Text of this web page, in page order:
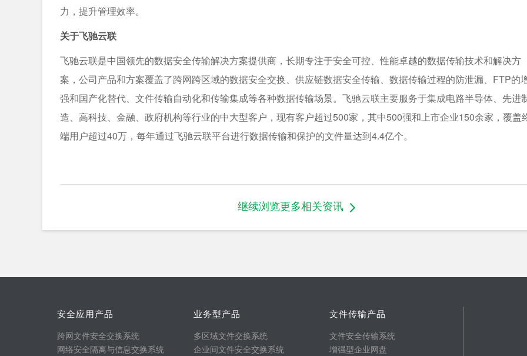
⼒，提升管理效率。
关于飞驰云联
飞驰云联是中国领先的数据安全传输解决方案提供商，长期专注于安全可控、性能卓越的数据传输技术和解决方
案，公司产品和方案覆盖了跨网跨区域的数据安全交换、供应链数据安全传输、数据传输过程的防泄漏、FTP的
强和国产化替代、文件传输自动化和传输集成等各种数据传输场景。飞驰云联主要服务于集成电路半导体、先进
造、高科技、金融、政府机构等行业的中大型客户，现有客户超过500家，其中500强和上市企业150余家，覆盖
端用户超过40万，每年通过飞驰云联平台进行数据传输和保护的文件量达到4.4亿个。
继续浏览更多相关资讯
安全应用产品
跨网文件安全交换系统
网络安全隔离与信息交换系统
业务型产品
多区域文件交换系统
企业间文件安全交换系统
文件传输产品
文件安全传输系统
增强型企业网盘